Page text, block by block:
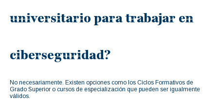
universitario para trabajar en
ciberseguridad?
No necesariamente. Existen opciones como los Ciclos Formativos de
Grado Superior o cursos de especialización que pueden ser igualmente
válidos.